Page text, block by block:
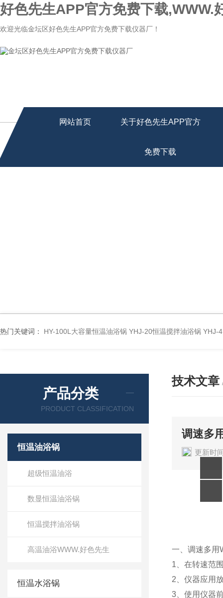
好色先生APP官方免费下载,WWW.
欢迎光临金坛区好色先生APP官方免费下载仪器厂！
网站首页 关于好色先生APP官方
免费下载
热门关键词： HY-100L大容量恒温油浴锅 YHJ-20恒温搅拌油浴锅 YHJ-
产品分类
PRODUCT CLASSIFICATION
恒温油浴锅
超级恒温油浴
数显恒温油浴锅
恒温搅拌油浴锅
高温油浴WWW.好色先生
恒温水浴锅
技术文章
调速多
更新时
一、调速多
1、在转速范
2、仪器应用
3、使用仪器前